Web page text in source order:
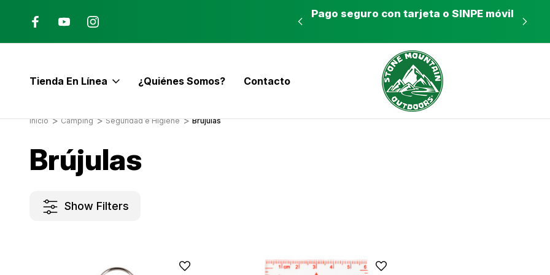
Costa Rica
ENVÍO GRATIS con pedidos mayores a
Pago seguro con tarjeta o SINPE móvil
Tienda En Línea ¿Quiénes Somos? Contacto
Envíos a todo el país con Correos de Costa
Inicio Camping Seguridad e Higiene Brújulas
Brújulas
Show Filters